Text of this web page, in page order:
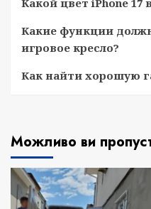
Какой цвет iPhone 17
Какие функции
игровое кресло?
Как найти хорошую
Можливо ви